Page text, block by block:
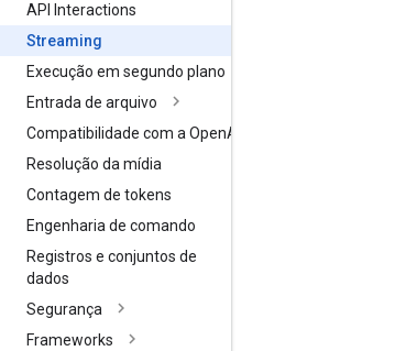
API Interactions
Streaming
Execução em segundo plano
Entrada de arquivo
Compatibilidade com a OpenAI
Resolução da mídia
Contagem de tokens
Engenharia de comando
Registros e conjuntos de
dados
Segurança
Frameworks